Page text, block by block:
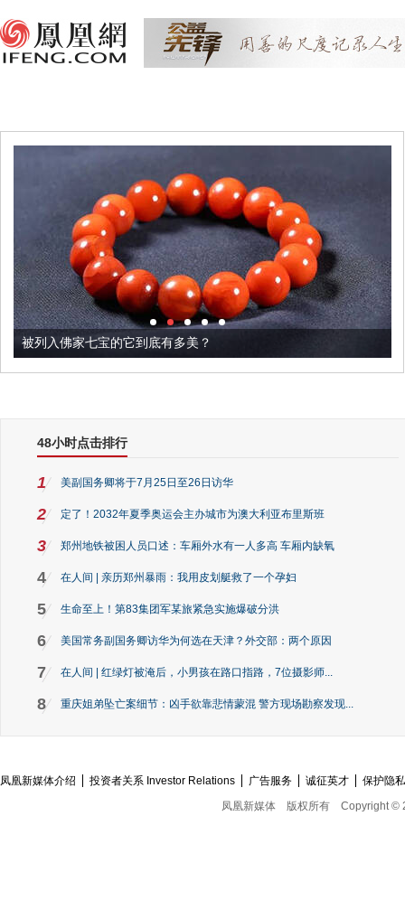
被列入佛家七宝的它到底有多美？
48小时点击排行
1 美副国务卿将于7月25日至26日访华
2 定了！2032年夏季奥运会主办城市为澳大利亚布里斯班
3 郑州地铁被困人员口述：车厢外水有一人多高 车厢内缺氧
4 在人间 | 亲历郑州暴雨：我用皮划艇救了一个孕妇
5 生命至上！第83集团军某旅紧急实施爆破分洪
6 美国常务副国务卿访华为何选在天津？外交部：两个原因
7 在人间 | 红绿灯被淹后，小男孩在路口指路，7位摄影师...
8 重庆姐弟坠亡案细节：凶手欲靠悲情蒙混 警方现场勘察发现...
凤凰新媒体介绍 投资者关系 Investor Relations 广告服务 诚征英才
保护隐
凤凰新媒体
版权所有 Copyright ©